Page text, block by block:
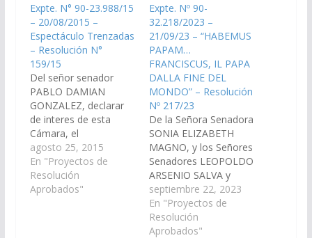
Expte. N° 90-23.988/15
– 20/08/2015 –
Espectáculo Trenzadas
– Resolución N°
159/15
Del señor senador
PABLO DAMIAN
GONZALEZ, declarar
de interes de esta
Cámara, el
espectáculo
"Trenzadas", a
realizarse el día 30 de
agosto de 2015,
agosto 25, 2015
En "Proyectos de
Resolución
Aprobados"
Expte. Nº 90-
32.218/2023 –
21/09/23 – “HABEMUS
PAPAM…
FRANCISCUS, IL PAPA
DALLA FINE DEL
MONDO” – Resolución
Nº 217/23
De la Señora Senadora
SONIA ELIZABETH
MAGNO, y los Señores
Senadores LEOPOLDO
ARSENIO SALVA y
JAVIER ALBERTO
MONICO GRACIANO,
declarar de interés de
esta Cámara de
septiembre 22, 2023
En "Proyectos de
Resolución
Aprobados"